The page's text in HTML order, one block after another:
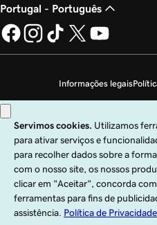
Portugal - Português
Informações legais
Copyright © 1999 – 2026 GoDaddy
reservados. A marca nominativa
GoDaddy Operating Company, LLC
é uma marca comercial
A utilização deste site está sujeita às
utilizar este site, confirma que aceita